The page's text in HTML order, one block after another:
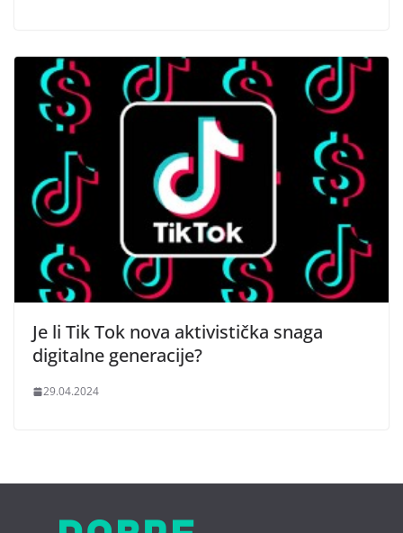
Je li Tik Tok nova aktivistička snaga
digitalne generacije?
29.04.2024